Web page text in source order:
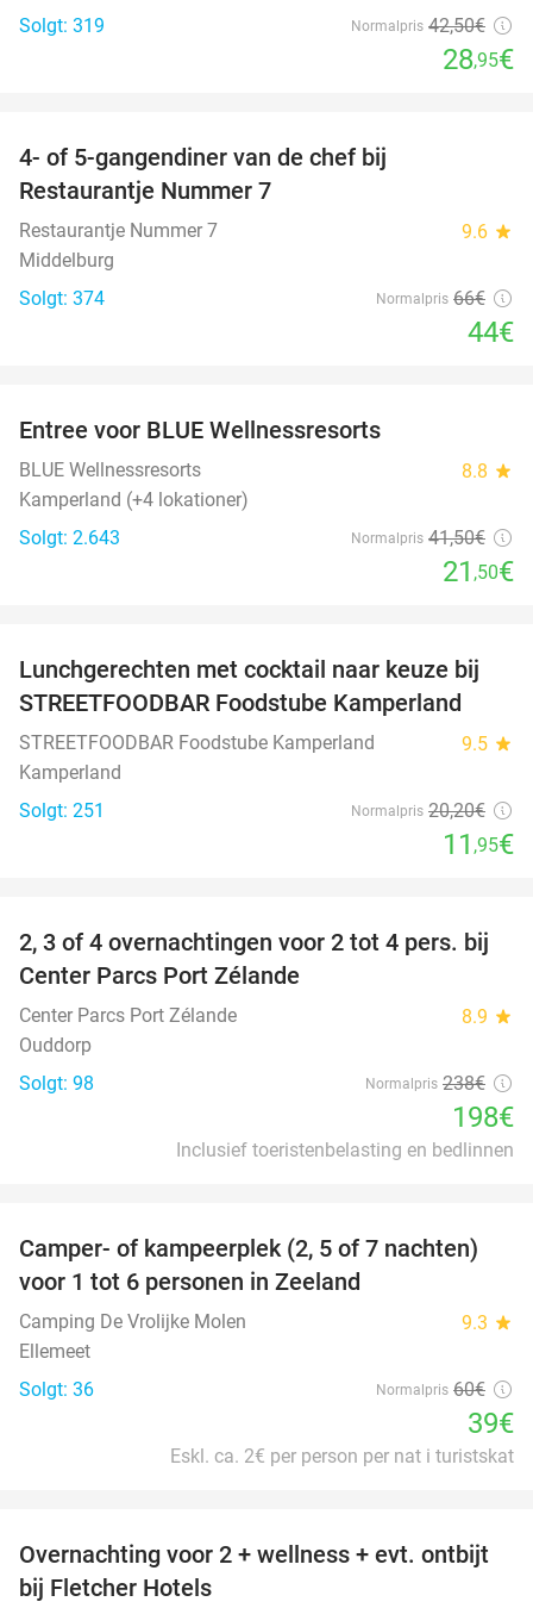
Solgt: 319
Normalpris 42,50€
28,95€
4- of 5-gangendiner van de chef bij
Restaurantje Nummer 7
Restaurantje Nummer 7 9.6 star
Middelburg
Solgt: 374
Normalpris 66€
44€
Entree voor BLUE Wellnessresorts
BLUE Wellnessresorts 8.8 star
Kamperland (+4 lokationer)
Solgt: 2.643
Normalpris 41,50€
21 ,50€
41%
Lunchgerechten met cocktail naar keuze bij
STREETFOODBAR Foodstube Kamperland
STREETFOODBAR Foodstube Kamperland 9.5 star
Kamperland
Solgt: 251
Normalpris 20,20€
11 ,95€
17%
2, 3 of 4 overnachtingen voor 2 tot 4 pers. bij
Center Parcs Port Zélande
Center Parcs Port Zélande 8.9 star
Ouddorp
Solgt: 98
Normalpris 238€
198€
Inclusief toeristenbelasting en bedlinnen
35%
Camper- of kampeerplek (2, 5 of 7 nachten)
voor 1 tot 6 personen in Zeeland
Camping De Vrolijke Molen 9.3 star
Ellemeet
Solgt: 36
Normalpris 60€
39€
Eskl. ca. 2€ per person per nat i turistskat
55%
Overnachting voor 2 + wellness + evt. ontbijt
bij Fletcher Hotels